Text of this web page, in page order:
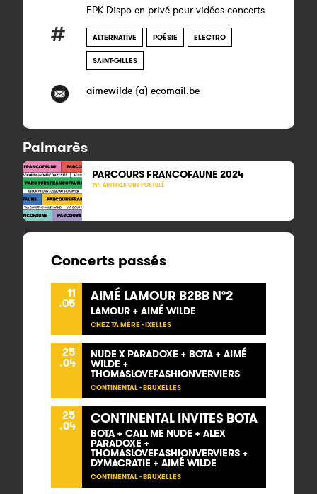
EPK Dispo en privé pour vidéos concerts
ALTERNATIVE POÉSIE ELECTRO
SAINT-GILLES
aimewilde (a) ecomail.be
Palmarès
PARCOURS FRANCOFAUNE 2024
144 ARTISTES ONT POSTULÉ
Concerts passés
11
.05 AIMÉ LAMOUR B2BB N°2
LAMOUR + AIMÉ WILDE
CHEZ TA MÈRE - IXELLES
25
.04
NUDE X PARADOXE + BOTA + AIMÉ
WILDE +
THOMASLOVEFASHIONVERVIERS
CONTINENTAL - BRUXELLES
25
.04 CONTINENTAL INVITES BOTA
BOTA + CALL ME NUDE + ALEX
PARADOXE +
THOMASLOVEFASHIONVERVIERS +
DYMACRATIE + AIMÉ WILDE
CONTINENTAL - BRUXELLES